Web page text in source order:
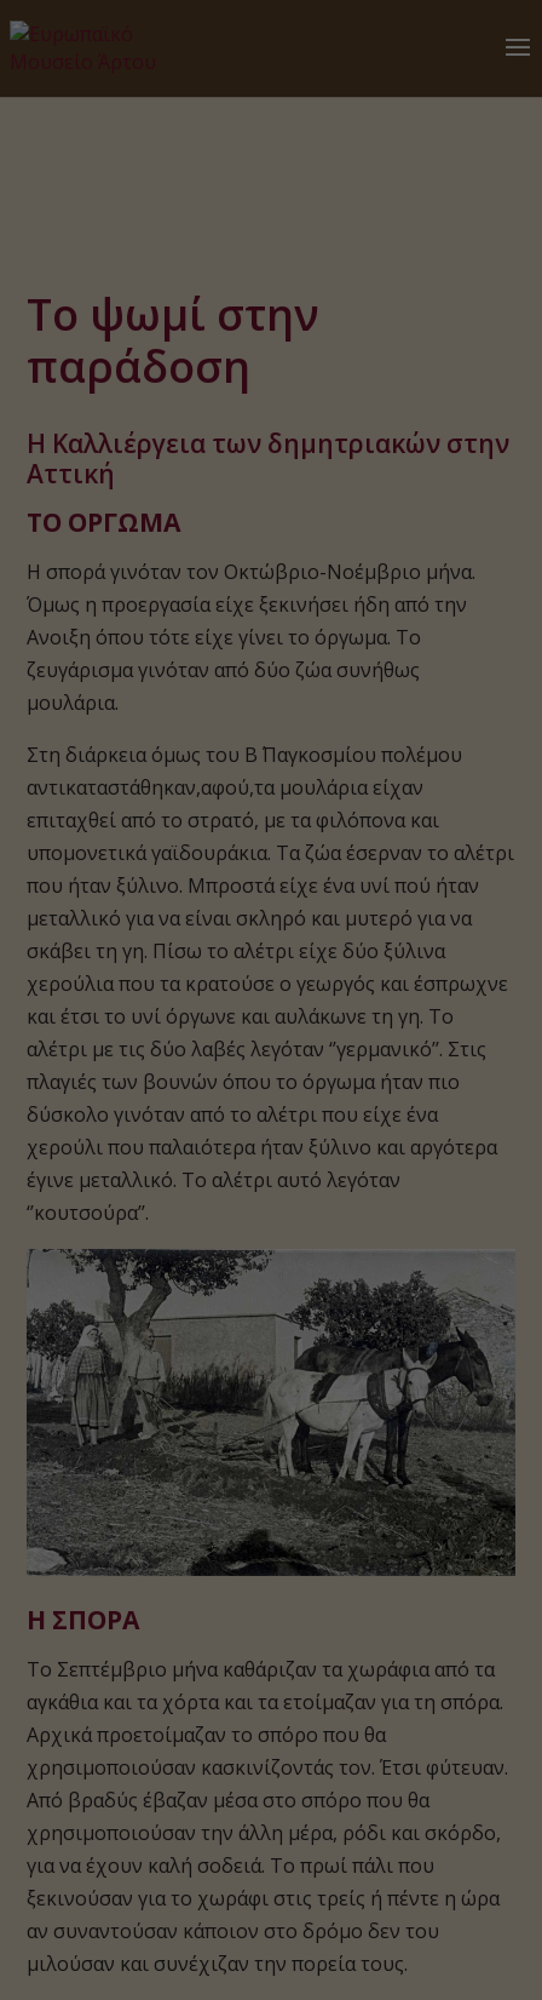
Το ψωμί στην
παράδοση
Η Καλλιέργεια των δημητριακών στην
Αττική
ΤΟ ΟΡΓΩΜΑ
Η σπορά γινόταν τον Οκτώβριο-Νοέμβριο μήνα.
Όμως η προεργασία είχε ξεκινήσει ήδη από την
Ανοιξη όπου τότε είχε γίνει το όργωμα. Το
ζευγάρισμα γινόταν από δύο ζώα συνήθως
μουλάρια.
Στη διάρκεια όμως του Β΄ Παγκοσμίου πολέμου
αντικαταστάθηκαν,αφού,τα μουλάρια είχαν
επιταχθεί από το στρατό, με τα φιλόπονα και
υπομονετικά γαϊδουράκια. Τα ζώα έσερναν το αλέτρι
που ήταν ξύλινο. Μπροστά είχε ένα υνί πού ήταν
μεταλλικό για να είναι σκληρό και μυτερό για να
σκάβει τη γη. Πίσω το αλέτρι είχε δύο ξύλινα
χερούλια που τα κρατούσε ο γεωργός και έσπρωχνε
και έτσι το υνί όργωνε και αυλάκωνε τη γη. Το
αλέτρι με τις δύο λαβές λεγόταν ‘’γερμανικό’’. Στις
πλαγιές των βουνών όπου το όργωμα ήταν πιο
δύσκολο γινόταν από το αλέτρι που είχε ένα
χερούλι που παλαιότερα ήταν ξύλινο και αργότερα
έγινε μεταλλικό. Το αλέτρι αυτό λεγόταν
‘’κουτσούρα’’.
Η ΣΠΟΡΑ
Το Σεπτέμβριο μήνα καθάριζαν τα χωράφια από τα
αγκάθια και τα χόρτα και τα ετοίμαζαν για τη σπόρα.
Αρχικά προετοίμαζαν το σπόρο που θα
χρησιμοποιούσαν κασκινίζοντάς τον. Έτσι φύτευαν.
Από βραδύς έβαζαν μέσα στο σπόρο που θα
χρησιμοποιούσαν την άλλη μέρα, ρόδι και σκόρδο,
για να έχουν καλή σοδειά. Το πρωί πάλι που
ξεκινούσαν για το χωράφι στις τρείς ή πέντε η ώρα
αν συναντούσαν κάποιον στο δρόμο δεν του
μιλούσαν και συνέχιζαν την πορεία τους.